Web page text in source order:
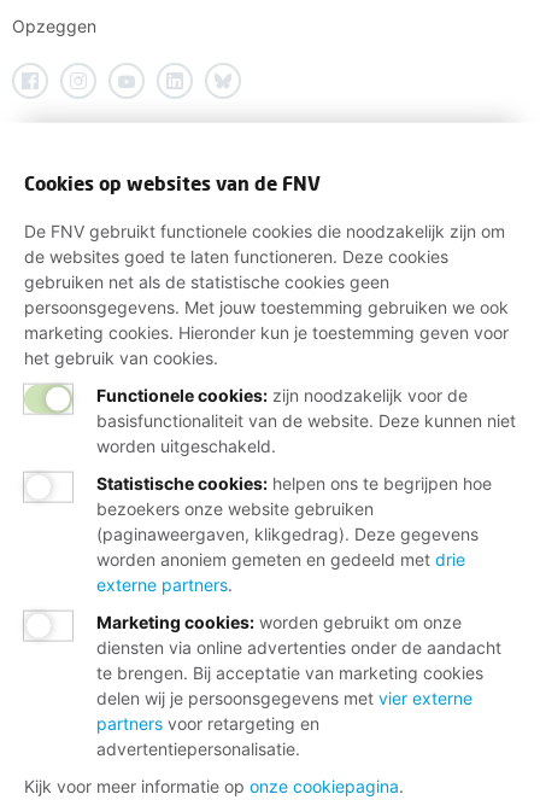
Opzeggen
Cookies op websites van de FNV
De FNV gebruikt functionele cookies die noodzakelijk zijn om
de websites goed te laten functioneren. Deze cookies
gebruiken net als de statistische cookies geen
persoonsgegevens. Met jouw toestemming gebruiken we ook
marketing cookies. Hieronder kun je toestemming geven voor
het gebruik van cookies.
Functionele cookies: zijn noodzakelijk voor de
basisfunctionaliteit van de website. Deze kunnen niet
worden uitgeschakeld.
Statistische cookies: helpen ons te begrijpen hoe
bezoekers onze website gebruiken
(paginaweergaven, klikgedrag). Deze gegevens
worden anoniem gemeten en gedeeld met drie
externe partners.
Marketing cookies: worden gebruikt om onze
diensten via online advertenties onder de aandacht
te brengen. Bij acceptatie van marketing cookies
delen wij je persoonsgegevens met vier externe
partners voor retargeting en
advertentiepersonalisatie.
Kijk voor meer informatie op onze cookiepagina.